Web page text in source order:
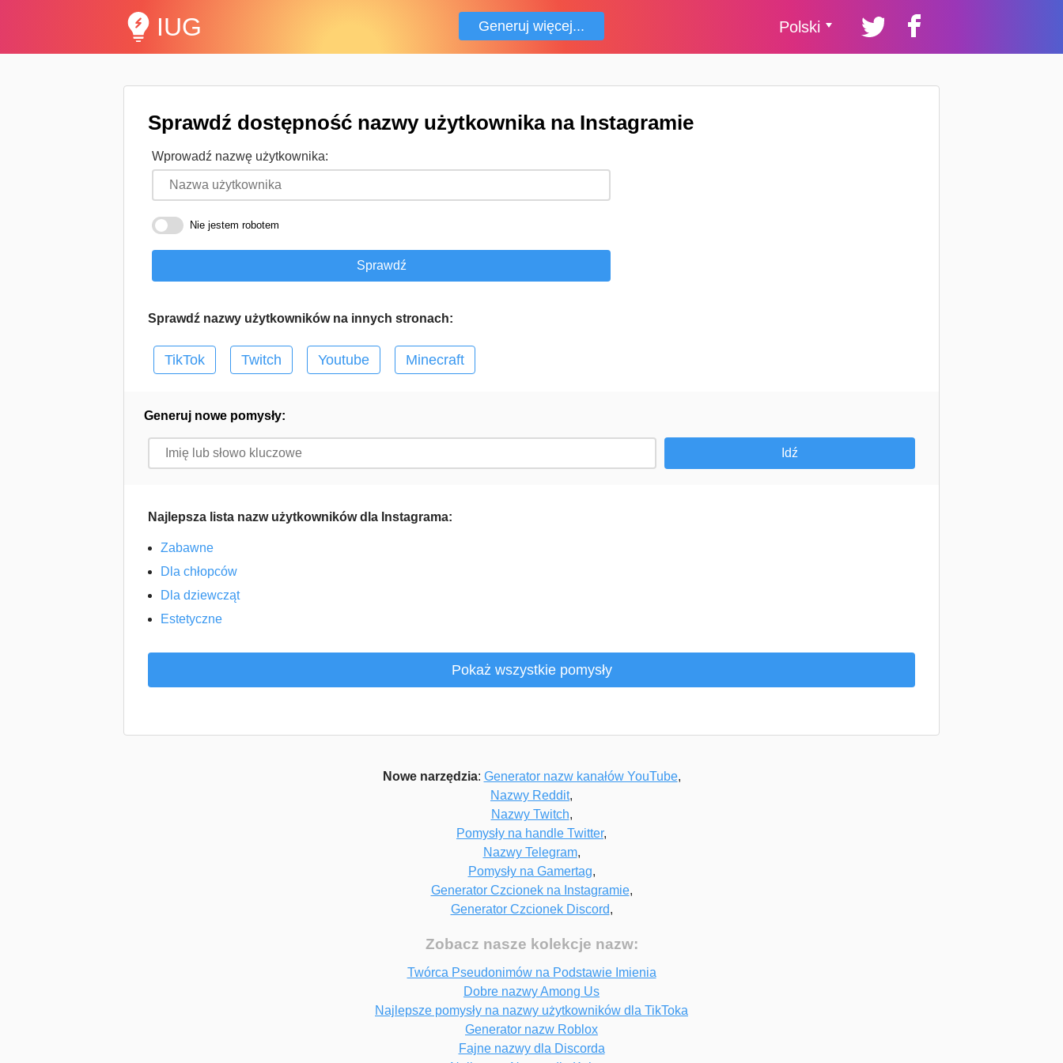
IUG Generuj więcej... Polski
Sprawdź dostępność nazwy użytkownika na Instagramie
Wprowadź nazwę użytkownika:
Nie jestem robotem
Sprawdź nazwy użytkowników na innych stronach:
TikTok Twitch Youtube Minecraft
Generuj nowe pomysły:
Najlepsza lista nazw użytkowników dla Instagrama:
Zabawne
Dla chłopców
Dla dziewcząt
Estetyczne
Pokaż wszystkie pomysły
Nowe narzędzia: Generator nazw kanałów YouTube,
Nazwy Reddit,
Nazwy Twitch,
Pomysły na handle Twitter,
Nazwy Telegram,
Pomysły na Gamertag,
Generator Czcionek na Instagramie,
Generator Czcionek Discord,
Zobacz nasze kolekcje nazw:
Twórca Pseudonimów na Podstawie Imienia
Dobre nazwy Among Us
Najlepsze pomysły na nazwy użytkowników dla TikToka
Generator nazw Roblox
Fajne nazwy dla Discorda